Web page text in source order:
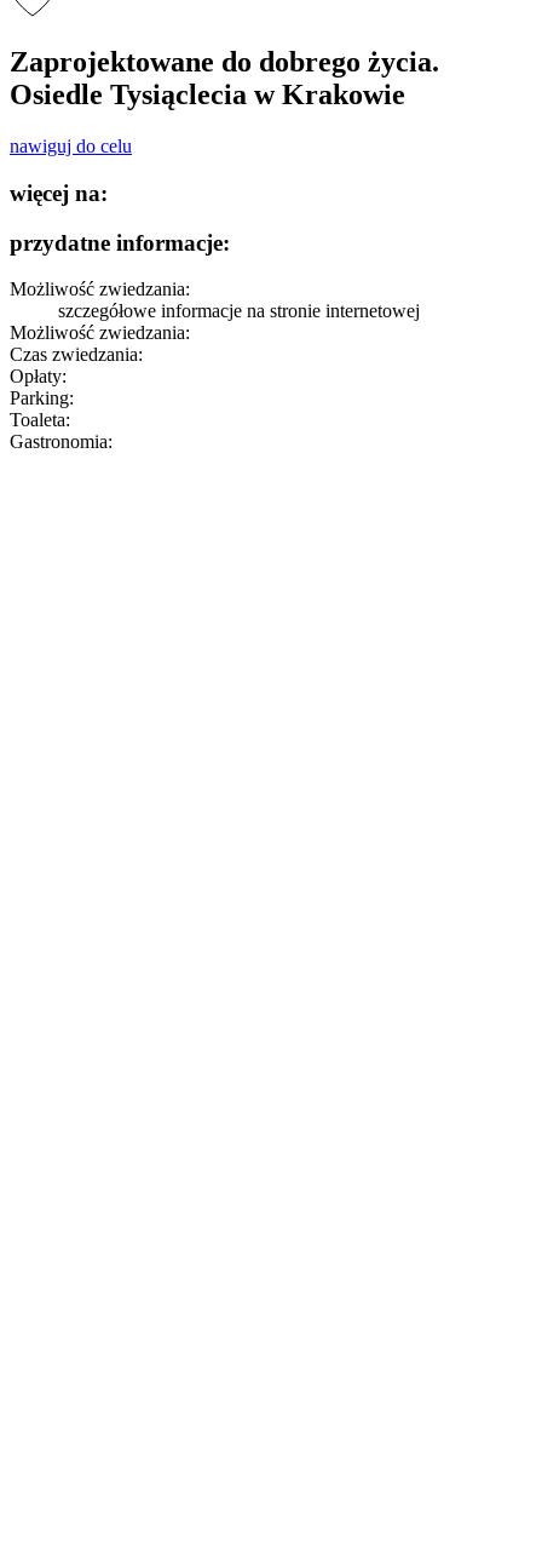
Zaprojektowane do dobrego życia.
Osiedle Tysiąclecia w Krakowie
nawiguj do celu
więcej na:
przydatne informacje:
Możliwość zwiedzania:
szczegółowe informacje na stronie internetowej
Możliwość zwiedzania:
Czas zwiedzania:
Opłaty:
Parking:
Toaleta:
Gastronomia: